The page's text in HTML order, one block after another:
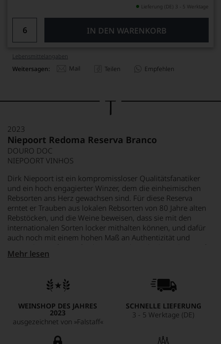
Lieferung (DE) 3 - 5 Werktage
IN DEN WARENKORB
Lebensmittel­angaben
Weitersagen: Mail Teilen Empfehlen
2023
Niepoort Redoma Reserva Branco
DOURO DOC
NIEPOORT VINHOS
Dirk Niepoort ist ein kompromissloser Qualitätsfanatiker
und ein hoch engagierter Winzer, dem die einheimischen
Rebsorten ans Herz gewachsen sind. Für diese Reserva
erntet er Trauben aus lokalen Rebsorten von 80 Jahre alten
Rebstöcken, und die Weine beweisen, dass sie mit den
internationalen Sorten locker mithalten können, und dafür
auch noch mit einem hohen Maß an Authentizität und
wird gerne mit einem weißen Burgunder Grand Cru
Vanille und Karamell steigen aus dem Glas, der Geschmack
ist dicht und vielschichtig und dabei mit einem mineralisch
steht er einem großen Burgunder in nichts nach
Mehr lesen
WEINSHOP DES JAHRES
2023
ausgezeichnet von »Falstaff«
SCHNELLE LIEFERUNG
3 - 5 Werktage (DE)